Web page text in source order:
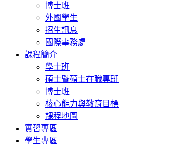
博士班
外國學生
招生訊息
國際事務處
課程簡介
學士班
碩士暨碩士在職專班
博士班
核心能力與教育目標
課程地圖
實習專區
學生專區